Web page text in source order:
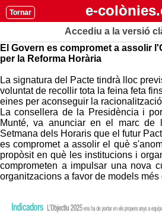
Tornar e-
Accediu a la versió
El Govern es compromet a assolir
per la Reforma Horària
La signatura del Pacte tindrà lloc
voluntat de recollir tota la feina feta
eines per aconseguir la
La consellera de la Presidència i
Munté, va anunciar en el marc de
Setmana dels Horaris que el futur
es compromet a assolir el què
propòsit en què les institucions i
comprometen a impulsar una nova
organitzacions a favor de models